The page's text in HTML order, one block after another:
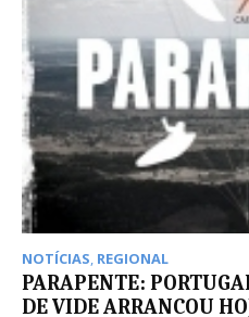
NOTÍCIAS, REGIONAL
PARAPENTE:
DE VIDE ARRANCOU